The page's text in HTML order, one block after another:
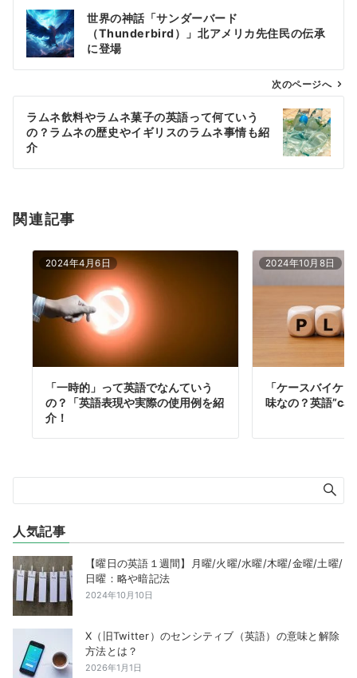
ビ
ン
世界の神話「サンダーバード
（Thunderbird）」北アメリカ先住民の伝承
に登場
次のページへ
ラムネ飲料やラムネ菓子の英語って何ていう
の？ラムネの歴史やイギリスのラムネ事情も紹
介
関連記事
2024年4月6日
「一時的」って英語でなんていう
の？「英語表現や実際の使用例を紹
介！
2024年10月8日
「ケースバイケ
味なの？英語
人気記事
【曜日の英語１週間】月曜/火曜/水曜/木曜/金曜/土曜/
日曜：略や暗記法
2024年10月10日
X（旧Twitter）のセンシティブ（英語）の意味と解除
方法とは？
2026年1月1日